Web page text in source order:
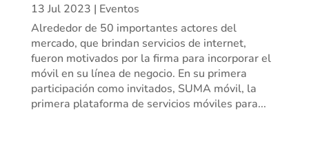
13 Jul 2023 | Eventos
Alrededor de 50 importantes actores del
mercado, que brindan servicios de internet,
fueron motivados por la firma para incorporar el
móvil en su línea de negocio. En su primera
participación como invitados, SUMA móvil, la
primera plataforma de servicios móviles para...